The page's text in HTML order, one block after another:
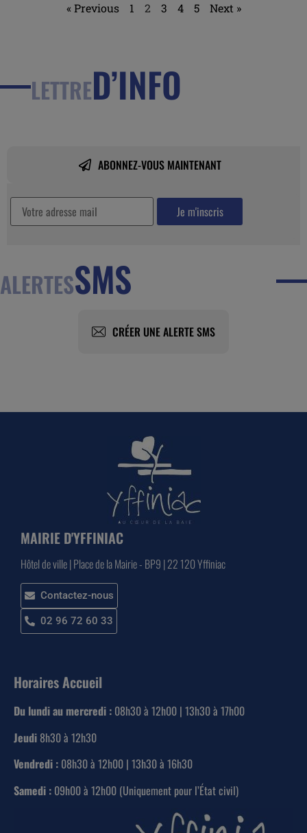
« Previous 1 2 3 4 5 Next »
LETTRED’INFO
ABONNEZ-VOUS MAINTENANT
ALERTESSMS
CRÉER UNE ALERTE SMS
MAIRIE D'YFFINIAC
Hôtel de ville | Place de la Mairie - BP9 | 22 120 Yffiniac
Contactez-nous
02 96 72 60 33
Horaires Accueil
Du lundi au mercredi : 08h30 à 12h00 | 13h30 à 17h00
Jeudi 8h30 à 12h30
Vendredi : 08h30 à 12h00 | 13h30 à 16h30
Samedi : 09h00 à 12h00 (Uniquement pour l’État civil)